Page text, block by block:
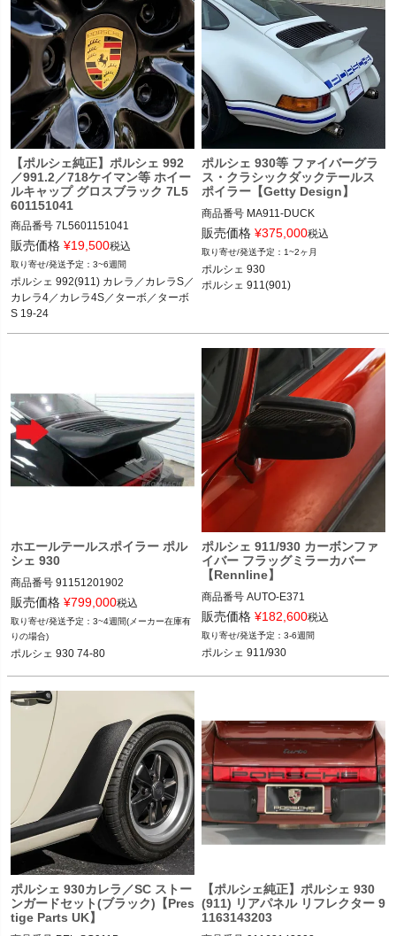
【ポルシェ純正】ポルシェ 992
／991.2／718ケイマン等 ホイー
ルキャップ グロスブラック 7L5
601151041
商品番号 7L5601151041
ポルシェ 992(911) カレラ／カレラS／
カレラ4／カレラ4S／ターボ／ターボ
S 19-24
／カレラ4／カレラ4S 17-19
ポルシェ 718(982)ボクスター ボクス
ター／ボクスターS／ボクスターGTS
16-
ポルシェ 971パナメーラ スポーツツー
リズモ 4／4S／4E／ターボ／ターボS
17-23
販売価格 ¥19,500税込
3~6週間
ポルシェ 992(911) カレラ／カレラS／
カレラ4／カレラ4S／ターボ／ターボ
S 19-24
ンGT4／ケイマンGT4 RS 16-
ポルシェ 718(982)ボクスター ボクス
ター／ボクスターS／ボクスターGTS
16-
ポルシェ 971パナメーラ
ポルシェ 930等 ファイバーグラ
ス・クラシックダックテールス
ポイラー【Getty Design】
商品番号 MA911-DUCK
ポルシェ 930 75-89
ポルシェ 911(901) 65-77
販売価格 ¥375,000税込
1~2ヶ月
ポルシェ 930
ポルシェ 911(901)
ホエールテールスポイラー ポル
シェ 930
商品番号 91151201902
12FVD：911 512 019 02
ポルシェ 930 74-80
販売価格 ¥799,000税込
3~4週間(メーカー在庫有
りの場合)
ポルシェ 930 74-80
ポルシェ 911/930 カーボンファ
イバー フラッグミラーカバー
【Rennline】
商品番号 AUTO-E371
12REN"E371"
ポルシェ 911/930 74-89
販売価格 ¥182,600税込
3-6週間
ポルシェ 911/930
ポルシェ 930カレラ／SC ストー
ンガードセット(ブラック)【Pres
tige Parts UK】
【ポルシェ純正】ポルシェ 930
(911) リアパネル リフレクター 9
1163143203